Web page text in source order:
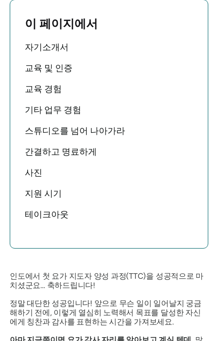
이 페이지에서
자기소개서
교육 및 인증
교육 경험
기타 업무 경험
스튜디오를 넘어 나아가라
간결하고 명료하게
사진
지원 시기
테이크아웃
인도에서 첫 요가 지도자 양성 과정(TTC)을 성공적으로 마
치셨군요… 축하드립니다!
정말 대단한 성공입니다! 앞으로 무슨 일이 일어날지 궁금
해하기 전에, 이렇게 열심히 노력해서 목표를 달성한 자신
에게 칭찬과 감사를 표현하는 시간을 가져보세요.